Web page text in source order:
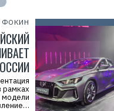
ФОКИН
рамках
модели